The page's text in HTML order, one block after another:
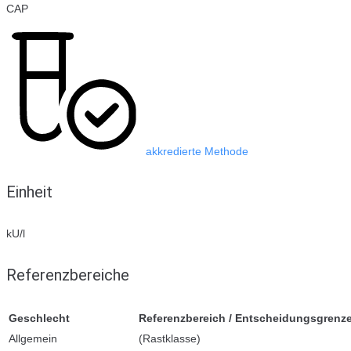
CAP
akkredierte Methode
Einheit
kU/l
Referenzbereiche
Geschlecht
Referenzbereich /
Allgemein
(Rastklasse)